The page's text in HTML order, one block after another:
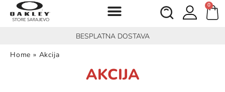
0
BESPLATNA DOSTAVA
Home » Akcija
AKCIJA